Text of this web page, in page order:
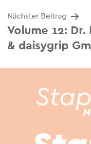
Nächster Beitrag
Volume 12:
& daisygrip